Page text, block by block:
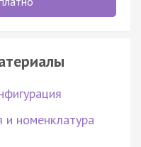
и номенклатура